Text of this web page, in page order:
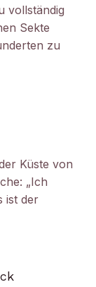
vollständig
Sekte
zu
Küste von
„Ich
ist der